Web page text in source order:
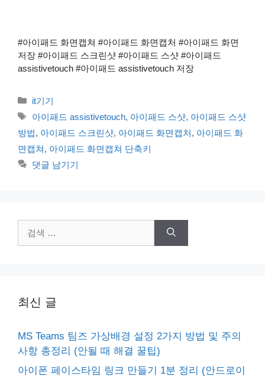
#아이패드 화면캡쳐 #아이패드 화면캡처 #아이패드 화면
저장 #아이패드 스크린샷 #아이패드 스샷 #아이패드
assistivetouch #아이패드 assistivetouch 저장
카
테
고
리
it기기
태
그
아이패드 assistivetouch, 아이패드 스샷, 아이패드 스샷
방법, 아이패드 스크린샷, 아이패드 화면캡처, 아이패드 화
면캡쳐, 아이패드 화면캡쳐 단축키
댓글 남기기
색:
최신 글
MS Teams 팀즈 가상배경 설정 2가지 방법 및 주의
사항 총정리 (안될 때 해결 꿀팁)
아이폰 페이스타임 링크 만들기 1분 정리 (안드로이